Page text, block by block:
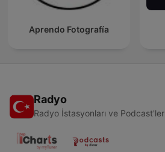
Aprendo Fotografía
Radyo
Radyo İstasyonları ve Podcast'ler